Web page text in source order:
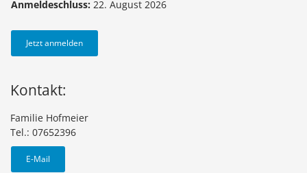
Anmeldeschluss: 22. August 2026
Jetzt anmelden
Kontakt:
Familie Hofmeier
Tel.: 07652396
E-Mail